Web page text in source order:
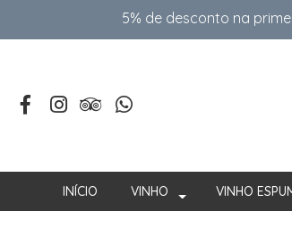
5% de desconto na
INÍCIO VINHO VINHO